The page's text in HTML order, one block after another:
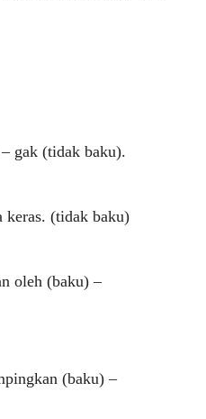
gak (tidak baku).
keras. (tidak baku)
oleh (baku) –
(baku) –